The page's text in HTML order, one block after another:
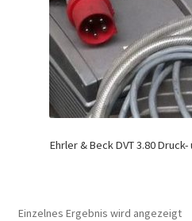
Ehrler & Beck DVT 3.80
Einzelnes Ergebnis wird angezeigt